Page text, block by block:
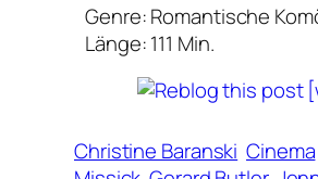
Genre: Romantische
Länge: 111 Min.
Christine Baranski Cinema